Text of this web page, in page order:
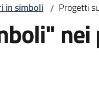
in simboli / Progetti
nei